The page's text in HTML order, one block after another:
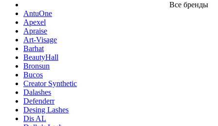
Все бренды
AntuOne
Apexel
Apraise
Art-Visage
Barhat
BeautyHall
Bronsun
Bucos
Creator Synthetic
Dalashes
Defenderr
Desing Lashes
Dis AL